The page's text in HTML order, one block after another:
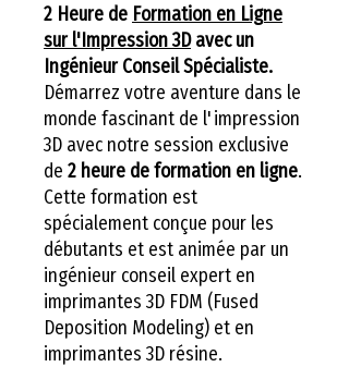
2 Heure de Formation en Ligne
sur l'Impression 3Davec un
Ingénieur Conseil Spécialiste.
Démarrez votre aventure dans le
monde fascinant de l'impression
3D avec notre session exclusive
de 2 heure de formation en ligne.
Cette formation est
spécialement conçue pour les
débutants et est animée par un
ingénieur conseil expert en
imprimantes 3D FDM (Fused
Deposition Modeling) et en
imprimantes 3D résine.